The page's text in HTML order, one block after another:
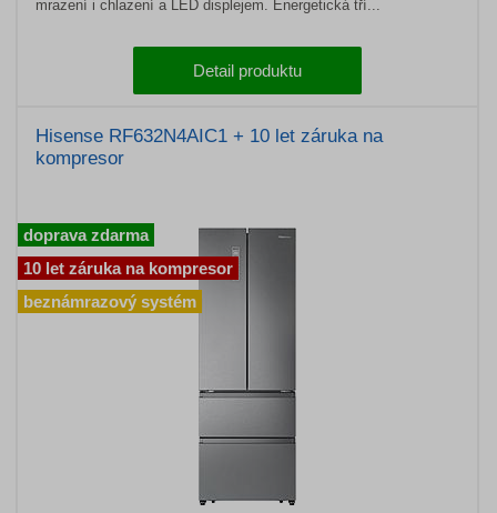
mrazení i chlazení a LED displejem. Energetická tří...
Detail produktu
Hisense RF632N4AIC1 + 10 let záruka na
kompresor
doprava zdarma
10 let záruka na kompresor
beznámrazový systém